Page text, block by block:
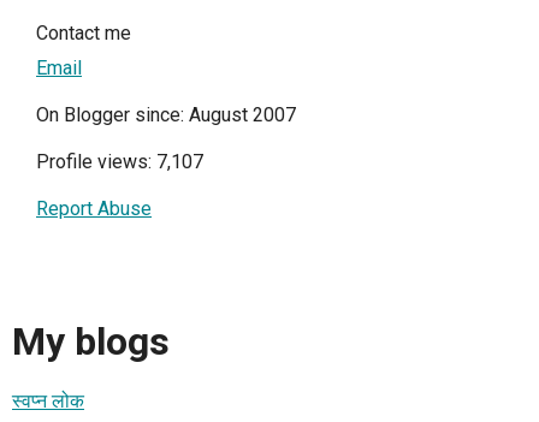
Contact me
Email
On Blogger since: August 2007
Profile views: 7,107
Report Abuse
My blogs
स्वप्न लोक